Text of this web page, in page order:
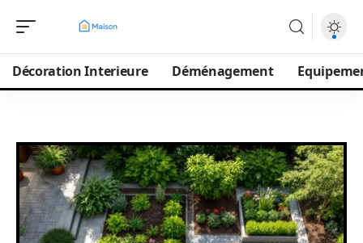
Décoration Interieure Déménagement